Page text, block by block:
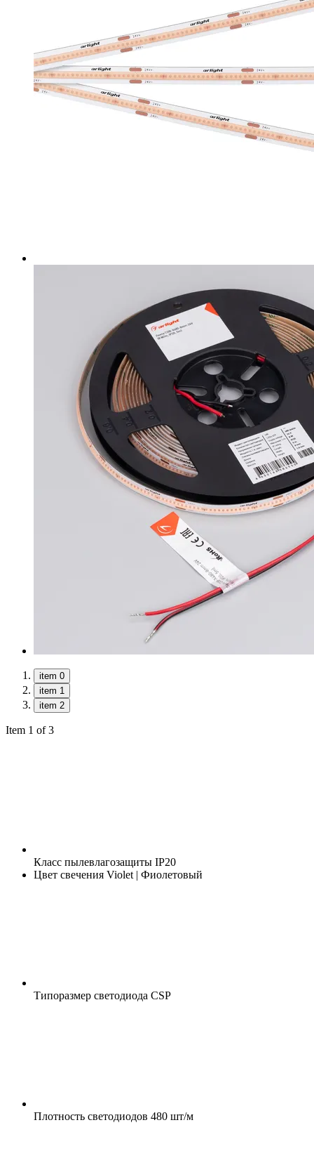
item 0
item 1
item 2
Item 1 of 3
Класс пылевлагозащиты IP20
Цвет свечения Violet | Фиолетовый
Типоразмер светодиода CSP
Плотность светодиодов 480 шт/м